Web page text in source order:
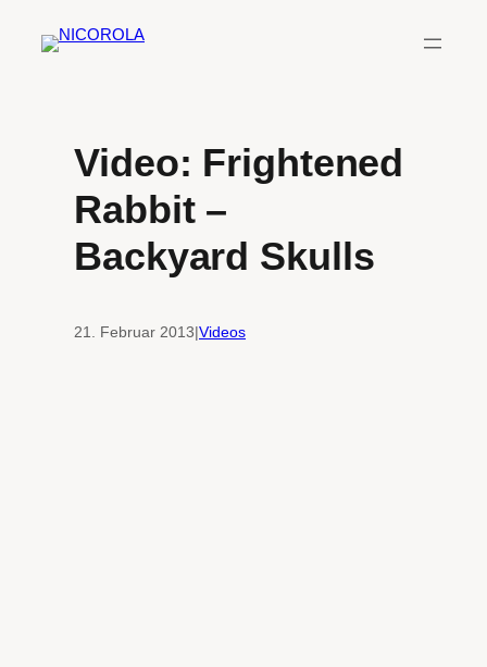
Inhalt
Video: Frightened
Rabbit –
Backyard Skulls
21. Februar 2013|Videos